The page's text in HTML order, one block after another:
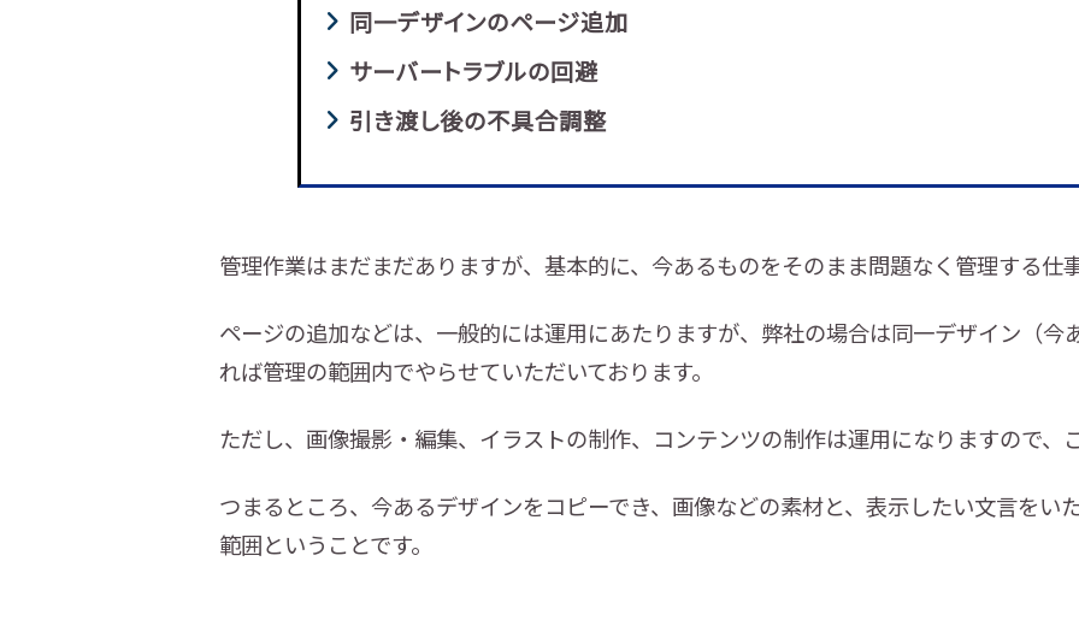
同一デザインのページ追加
サーバートラブルの回避
引き渡し後の不具合調整
管理作業はまだまだありますが、基本的に、今あるものをそのまま問題なく管理する仕事
ページの追加などは、一般的には運用にあたりますが、弊社の場合は同一デザイン（今
れば管理の範囲内でやらせていただいております。
ただし、画像撮影・編集、イラストの制作、コンテンツの制作は運用になりますので、
つまるところ、今あるデザインをコピーでき、画像などの素材と、表示したい文言をい
範囲ということです。